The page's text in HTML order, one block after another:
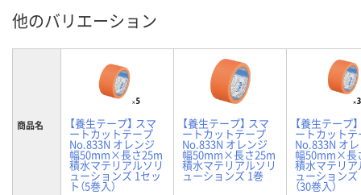
他のバリエーション
商品名 【養生テープ】 スマ
ートカットテープ
No.833N オレンジ
幅50mm×長さ25m
積水マテリアルソリ
ューションズ 1セッ
ト（5巻入）
【養生テープ】 スマ
ートカットテープ
No.833N オレンジ
幅50mm×長さ25m
積水マテリアルソリ
ューションズ 1巻
【養生テープ
ートカットテ
No.833N オ
幅50mm×長
積水マテリア
ューションズ
（30巻入）